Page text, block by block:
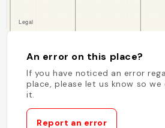
An error on this place?
If you have noticed an error
place, please let us know so
it.
Report an error